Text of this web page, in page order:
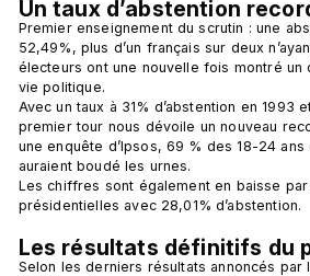
Un taux d’abstention
Premier enseignement du scrutin : une
52,49%, plus d’un français sur deux
électeurs ont une nouvelle fois montré un
vie politique.
Avec un taux à 31% d’abstention en 1993
premier tour nous dévoile un nouveau
une enquête d’Ipsos, 69 % des 18-24
auraient boudé les urnes.
Les chiffres sont également en baisse
présidentielles avec 28,01% d’abstention.
Les résultats définitifs du
Selon les derniers résultats annoncés par